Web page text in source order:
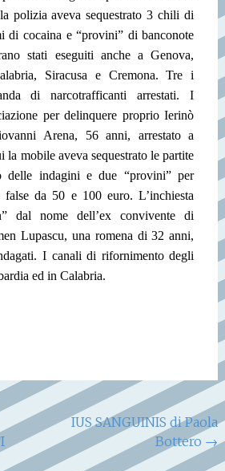
polizia aveva sequestrato 3 chili di
di cocaina e “provini” di banconote
stati eseguiti anche a Genova,
Siracusa e Cremona. Tre i
di narcotrafficanti arrestati. I
per delinquere proprio Ierinò
Arena, 56 anni, arrestato a
la mobile aveva sequestrato le partite
delle indagini e due “provini” per
false da 50 e 100 euro. L’inchiesta
dal nome dell’ex convivente di
Lupascu, una romena di 32 anni,
I canali di rifornimento degli
ed in Calabria.
IUS SANGUINIS di Paola
Bottero →